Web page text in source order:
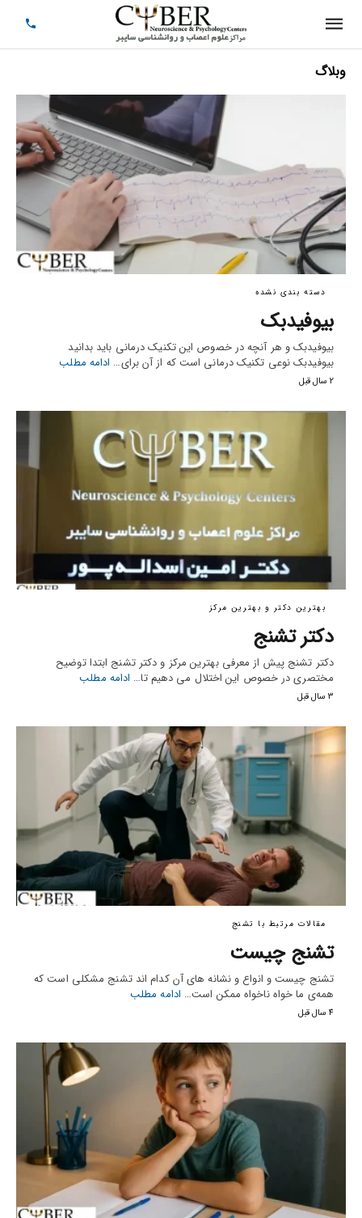
وبلاگ
دسته بندی نشده
بیوفیدبک
بیوفیدبک و هر آنچه در خصوص این تکنیک درمانی باید بدانید
بیوفیدبک نوعی تکنیک درمانی است که از آن برای… ادامه مطلب
2 سال قبل
بهترین دکتر و بهترین مرکز
دکتر تشنج
دکتر تشنج پیش از معرفی بهترین مرکز و دکتر تشنج ابتدا توضیح
مختصری در خصوص این اختلال می دهیم تا… ادامه مطلب
3 سال قبل
مقالات مرتبط با تشنج
تشنج چیست
تشنج چیست و انواع و نشانه های آن کدام اند تشنج مشکلی است که
همه‌ی ما خواه ناخواه ممکن است… ادامه مطلب
4 سال قبل